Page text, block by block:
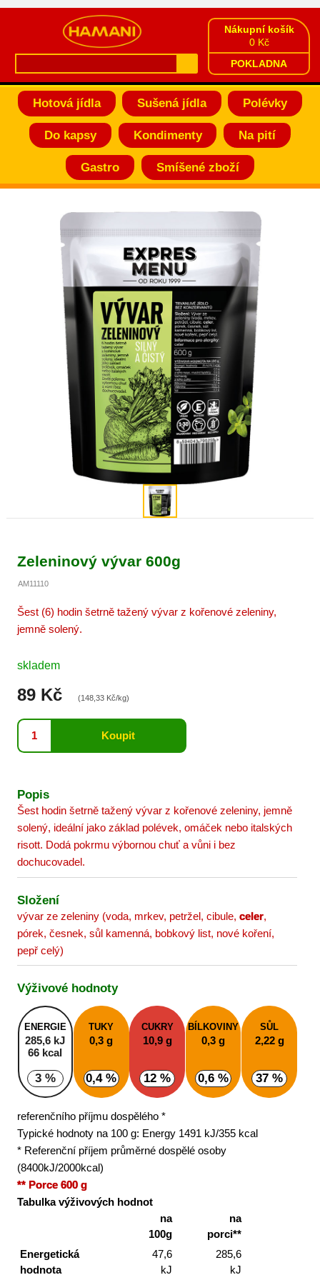
Nákupní košík
0 Kč
POKLADNA
Hotová jídla Sušená jídla Polévky
Do kapsy Kondimenty Na pití
Gastro Smíšené zboží
Zeleninový vývar 600g
AM11110
Šest (6) hodin šetrně tažený vývar z kořenové zeleniny,
jemně solený.
skladem
89 Kč (148,33 Kč/kg)
Popis
Šest hodin šetrně tažený vývar z kořenové zeleniny, jemně
solený, ideální jako základ polévek, omáček nebo italských
risott. Dodá pokrmu výbornou chuť a vůni i bez
dochucovadel.
Složení
vývar ze zeleniny (voda, mrkev, petržel, cibule, celer,
pórek, česnek, sůl kamenná, bobkový list, nové koření,
pepř celý)
Výživové hodnoty
ENERGIE
285,6 kJ
66 kcal
3 %
TUKY
0,3 g
0,4 %
CUKRY
10,9 g
12 %
BÍLKOVINY
0,3 g
0,6 %
SŮL
2,22 g
37 %
referenčního příjmu dospělého *
Typické hodnoty na 100 g: Energy 1491 kJ/355 kcal
* Referenční příjem průměrné dospělé osoby
(8400kJ/2000kcal)
** Porce 600 g
Tabulka výživových hodnot
na
100g
na
porci**
Energetická
hodnota
47,6
kJ
285,6
kJ